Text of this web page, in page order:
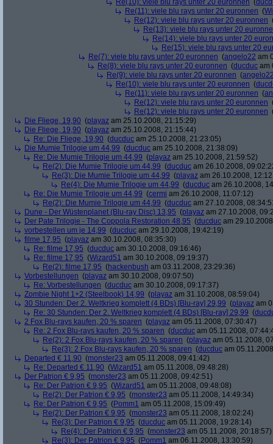
Re(10): viele blu rays unter 20 euronnen (
Re(11): viele blu rays unter 20 euronnen (
Re(12): viele blu rays unter 20 euronnen
Re(13): viele blu rays unter 20
Re(14): viele blu rays unter 20
Re(15): viele blu rays unter 20
Re(7): viele blu rays unter 20 euronnen (angelo22 am
Re(8): viele blu rays unter 20 euronnen (ducduc am
Re(9): viele blu rays unter 20 euronnen (
Re(10): viele blu rays unter 20 euronnen (
Re(11): viele blu rays unter 20 euronnen (
Re(12): viele blu rays unter 20 euronnen
Re(12): viele blu rays unter 20 euronnen
Die Fliege, 19,90 (playaz am 25.10.2008, 21:15:29)
Die Fliege, 19,90 (playaz am 25.10.2008, 21:15:44)
Re: Die Fliege, 19,90 (ducduc am 25.10.2008, 21:23:05)
Die Mumie Trilogie um 44,99 (ducduc am 25.10.2008, 21:38:09)
Re: Die Mumie Trilogie um 44,99 (playaz am 25.10.2008, 21:59:52)
Re(2): Die Mumie Trilogie um 44,99 (ducduc am 26.10.2008,
Re(3): Die Mumie Trilogie um 44,99 (playaz am 26.10.2008,
Re(4): Die Mumie Trilogie um 44,99 (ducduc am 26.10.2008,
Re: Die Mumie Trilogie um 44,99 (cermi am 26.10.2008, 11:07:12)
Re(2): Die Mumie Trilogie um 44,99 (ducduc am 27.10.2008,
Dune - Der Wüstenplanet (Blu-ray Disc) 13,95 (playaz am 27.10.2008,
Der Pate Trilogie - The Coppola Restoration 48,95 (ducduc am
vorbestellen um je 14,99 (ducduc am 29.10.2008, 19:42:19)
filme 17,95 (playaz am 30.10.2008, 08:35:30)
Re: filme 17,95 (ducduc am 30.10.2008, 09:16:46)
Re: filme 17,95 (Wizard51 am 30.10.2008, 09:19:37)
Re(2): filme 17,95 (hackenbush am 03.11.2008, 23:29:36)
Vorbestellungen (playaz am 30.10.2008, 09:07:50)
Re: Vorbestellungen (ducduc am 30.10.2008, 09:17:37)
Zombie Night 1+2 (Steelbook) 14,99 (playaz am 31.10.2008, 08:59:04)
30 Stunden: Der 2. Weltkrieg komplett (4 BDs) [Blu-ray] 29,99 (playaz am
Re: 30 Stunden: Der 2. Weltkrieg komplett (4 BDs) [Blu-ray] 29,99 (
2 Fox Blu-rays kaufen, 20 % sparen (playaz am 05.11.2008, 07:30:47)
Re: 2 Fox Blu-rays kaufen, 20 % sparen (ducduc am 05.11.2008,
Re(2): 2 Fox Blu-rays kaufen, 20 % sparen (playaz am 05.11.2008,
Re(3): 2 Fox Blu-rays kaufen, 20 % sparen (ducduc am
Departed € 11,90 (monster23 am 05.11.2008, 09:41:42)
Re: Departed € 11,90 (Wizard51 am 05.11.2008, 09:48:28)
Der Patrion € 9,95 (monster23 am 05.11.2008, 09:42:51)
Re: Der Patrion € 9,95 (Wizard51 am 05.11.2008, 09:48:08)
Re(2): Der Patrion € 9,95 (monster23 am 05.11.2008, 14:49:34)
Re: Der Patrion € 9,95 (Pomm1 am 05.11.2008, 15:09:49)
Re(2): Der Patrion € 9,95 (monster23 am 05.11.2008, 18:02:24)
Re(3): Der Patrion € 9,95 (ducduc am 05.11.2008, 19:28:14)
Re(4): Der Patrion € 9,95 (monster23 am 05.11.2008, 20:18:57)
Re(3): Der Patrion € 9,95 (Pomm1 am 06.11.2008, 13:30:59)